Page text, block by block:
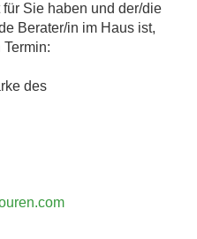
Sie haben und der/die
Berater/in im Haus ist,
des